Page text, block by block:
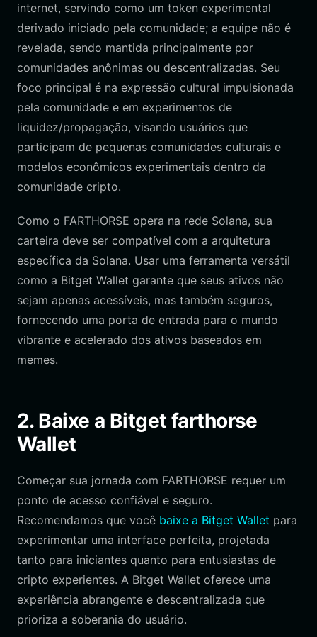
internet, servindo como um token experimental
derivado iniciado pela comunidade; a equipe não é
revelada, sendo mantida principalmente por
comunidades anônimas ou descentralizadas. Seu
foco principal é na expressão cultural impulsionada
pela comunidade e em experimentos de
liquidez/propagação, visando usuários que
participam de pequenas comunidades culturais e
modelos econômicos experimentais dentro da
comunidade cripto.
Como o FARTHORSE opera na rede Solana, sua
carteira deve ser compatível com a arquitetura
específica da Solana. Usar uma ferramenta versátil
como a Bitget Wallet garante que seus ativos não
sejam apenas acessíveis, mas também seguros,
fornecendo uma porta de entrada para o mundo
vibrante e acelerado dos ativos baseados em
memes.
2. Baixe a Bitget farthorse
Wallet
Começar sua jornada com FARTHORSE requer um
ponto de acesso confiável e seguro.
Recomendamos que você baixe a Bitget Wallet para
experimentar uma interface perfeita, projetada
tanto para iniciantes quanto para entusiastas de
cripto experientes. A Bitget Wallet oferece uma
experiência abrangente e descentralizada que
prioriza a soberania do usuário.